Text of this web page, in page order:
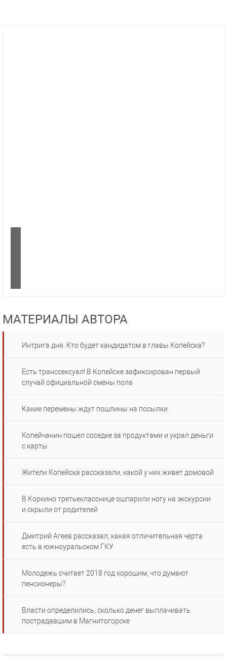
МАТЕРИАЛЫ АВТОРА
Интрига дня. Кто будет кандидатом в главы Копейска?
Есть транссексуал! В Копейске зафиксирован первый
случай официальной смены пола
Какие перемены ждут пошлины на посылки
Копейчанин пошел соседке за продуктами и украл деньги
с карты
Жители Копейска рассказали, какой у них живет домовой
В Коркино третьекласснице ошпарили ногу на экскурсии
и скрыли от родителей
Дмитрий Агеев рассказал, какая отличительная черта
есть в южноуральском ГКУ
Молодежь считает 2018 год хорошим, что думают
пенсионеры?
Власти определились, сколько денег выплачивать
пострадавшим в Магнитогорске